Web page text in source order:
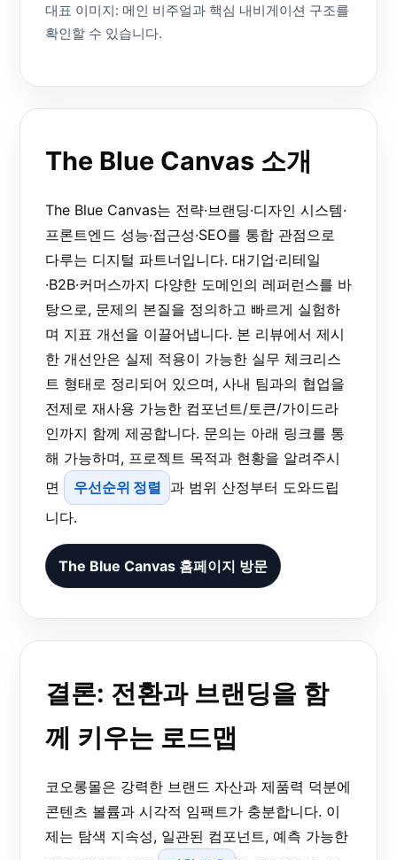
대표 이미지: 메인 비주얼과 핵심 내비게이션 구조를
확인할 수 있습니다.
The Blue Canvas 소개
The Blue Canvas는 전략·브랜딩·디자인 시스템·
프론트엔드 성능·접근성·SEO를 통합 관점으로
다루는 디지털 파트너입니다. 대기업·리테일
·B2B·커머스까지 다양한 도메인의 레퍼런스를 바
탕으로, 문제의 본질을 정의하고 빠르게 실험하
며 지표 개선을 이끌어냅니다. 본 리뷰에서 제시
한 개선안은 실제 적용이 가능한 실무 체크리스
트 형태로 정리되어 있으며, 사내 팀과의 협업을
전제로 재사용 가능한 컴포넌트/토큰/가이드라
인까지 함께 제공합니다. 문의는 아래 링크를 통
해 가능하며, 프로젝트 목적과 현황을 알려주시
면
우선순위 정렬
과 범위 산정부터 도와드립
니다.
The Blue Canvas 홈페이지 방문
결론: 전환과 브랜딩을 함
께 키우는 로드맵
코오롱몰은 강력한 브랜드 자산과 제품력 덕분에
콘텐츠 볼륨과 시각적 임팩트가 충분합니다. 이
제는 탐색 지속성, 일관된 컴포넌트, 예측 가능한